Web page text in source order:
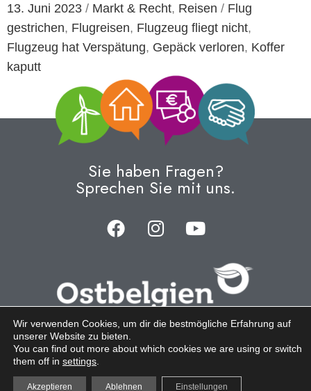
13. Juni 2023 / Markt & Recht, Reisen / Flug
gestrichen, Flugreisen, Flugzeug fliegt nicht,
Flugzeug hat Verspätung, Gepäck verloren, Koffer
kaputt
Sie haben Fragen?
Sprechen Sie mit uns.
© 2023 Verbraucherschutzzentrale • Hosting by
Indigo• Impressum & Datenschutzerklärung • Barrierefreiheit•
Sitemap•Beschwerdeformular
Wir verwenden Cookies, um dir die bestmögliche Erfahrung auf
unserer Website zu bieten.
You can find out more about which cookies we are using or switch
them off in settings
Akzeptieren Ablehnen Einstellungen